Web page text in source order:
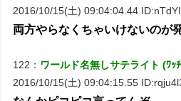
2016/10/15(土) 09:04:04.44
両方やらなくちゃいけないのが
122： ワールド名無しサテライト (ﾜｯ
2016/10/15(土) 09:04:15.55